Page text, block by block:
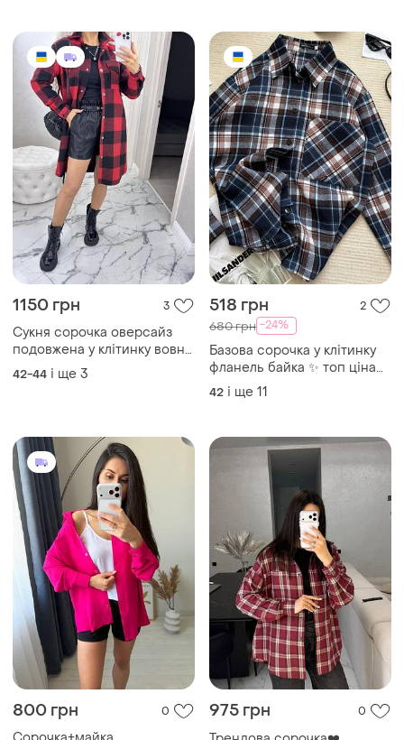
1150 грн 3
Сукня сорочка оверсайз
подовжена у клітинку вовна
з поясом червона
42-44 і ще 3
518 грн 2
680 грн -24%
Базова сорочка у клітинку
фланель байка ✨ топ ціна
та якість
42 і ще 11
800 грн 0 975 грн 0